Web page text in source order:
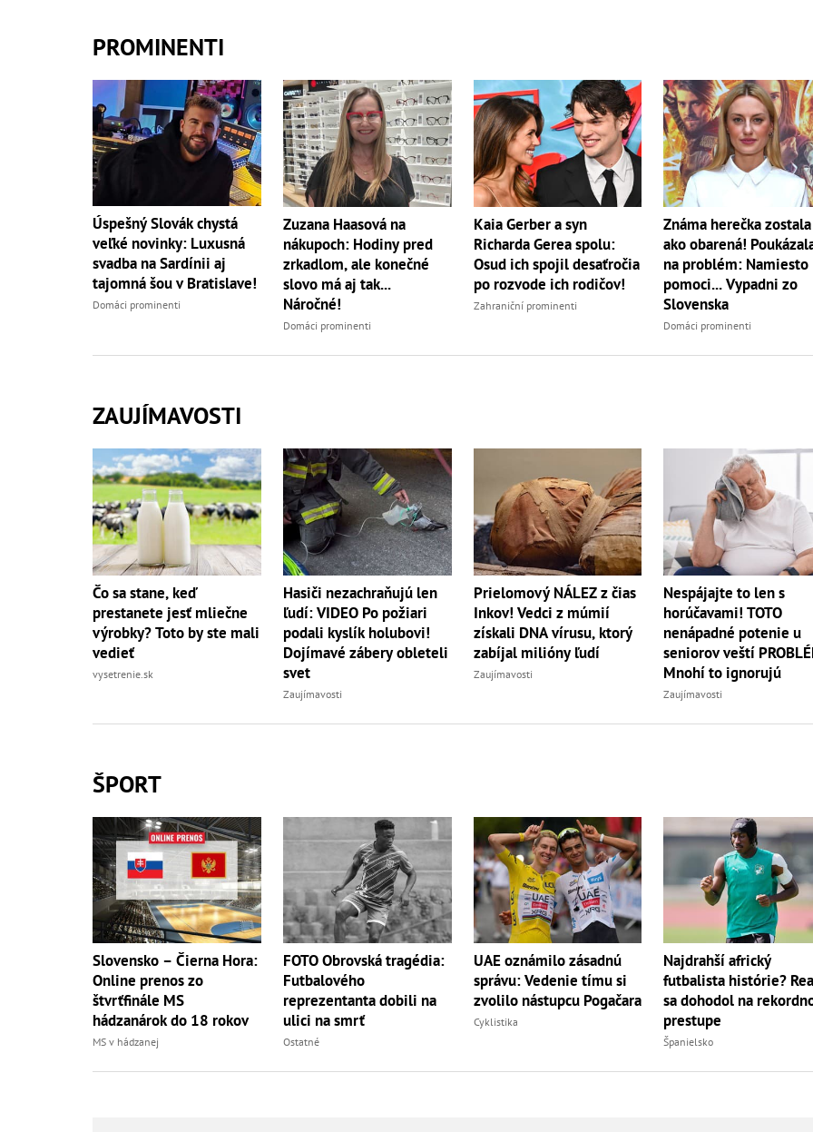
PROMINENTI
Úspešný Slovák chystá
veľké novinky: Luxusná
svadba na Sardínii aj
tajomná šou v Bratislave!
Domáci prominenti
Zuzana Haasová na
nákupoch: Hodiny pred
zrkadlom, ale konečné
slovo má aj tak...
Náročné!
Domáci prominenti
Kaia Gerber a syn
Richarda Gerea spolu:
Osud ich spojil desaťročia
po rozvode ich rodičov!
Zahraniční prominenti
Známa herečka zostala
ako obarená!
na problém: Namiesto
pomoci... Vypadni zo
Slovenska
Domáci prominenti
ZAUJÍMAVOSTI
Čo sa stane, keď
prestanete jesť mliečne
výrobky? Toto by ste mali
vedieť
vysetrenie.sk
Hasiči nezachraňujú len
ľudí: VIDEO Po požiari
podali kyslík holubovi!
Dojímavé zábery obleteli
svet
Zaujímavosti
Prielomový NÁLEZ z čias
Inkov! Vedci z múmií
získali DNA vírusu, ktorý
zabíjal milióny ľudí
Zaujímavosti
Nespájajte to len s
horúčavami! TOTO
nenápadné potenie u
seniorov veští
Mnohí to ignorujú
Zaujímavosti
ŠPORT
Slovensko – Čierna Hora:
Online prenos zo
štvrťfinále MS
hádzanárok do 18 rokov
MS v hádzanej
FOTO Obrovská tragédia:
Futbalového
reprezentanta dobili na
ulici na smrť
Ostatné
UAE oznámilo zásadnú
správu: Vedenie tímu si
zvolilo nástupcu Pogačara
Cyklistika
Najdrahší africký
futbalista histórie?
sa dohodol na
prestupe
Španielsko